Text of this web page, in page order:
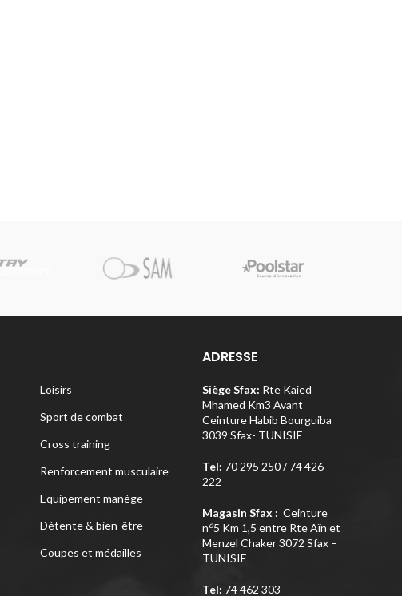
Loisirs
Sport de combat
Cross training
Renforcement musculaire
Equipement manège
Détente & bien-être
Coupes et médailles
ADRESSE
Siège Sfax: Rte Kaied
Mhamed Km3 Avant
Ceinture Habib Bourguiba
3039 Sfax- TUNISIE
Tel: 70 295 250 / 74 426
222
Magasin Sfax : Ceinture
no5 Km 1,5 entre Rte Aïn et
Menzel Chaker 3072 Sfax –
TUNISIE
Tel: 74 462 303